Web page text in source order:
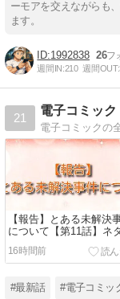
ーモアを交えながらも
ます。
1992838 26
週間IN:210 週間OUT:
21
電子コミック
【報告】とある未解決
について【第11話】ネ
レ：桜木愛子が来栖怜の
材に介入した本当の理
16時間前
#最新話 #電子コミッ